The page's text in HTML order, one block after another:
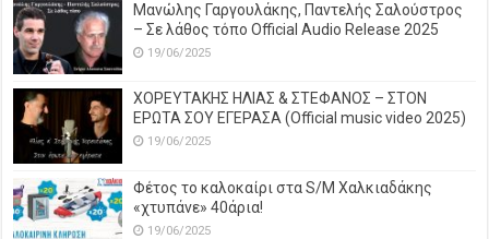
Μανώλης Γαργουλάκης, Παντελής Σαλούστρος
– Σε λάθος τόπο Official Audio Release 2025
19/06/2025
ΧΟΡΕΥΤΑΚΗΣ ΗΛΙΑΣ & ΣΤΕΦΑΝΟΣ – ΣΤΟΝ
ΕΡΩΤΑ ΣΟΥ ΕΓΕΡΑΣΑ (Official music video 2025)
19/06/2025
Φέτος το καλοκαίρι στα S/M Χαλκιαδάκης
«χτυπάνε» 40άρια!
19/06/2025